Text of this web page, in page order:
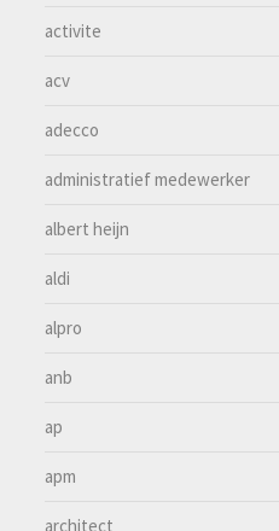
activite
acv
adecco
administratief medewerker
albert heijn
aldi
alpro
anb
ap
apm
architect